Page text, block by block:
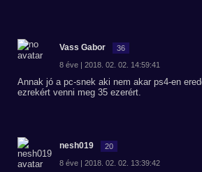
Vass Gabor 36
8 éve | 2018. 02. 02. 14:59:41
Annak jó a pc-snek aki nem akar ps4-en
ezrekért venni meg 35 ezerért.
nesh019 20
8 éve | 2018. 02. 02. 13:39:42